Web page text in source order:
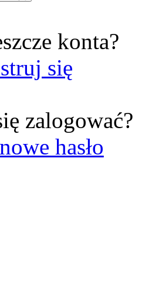
konta?
się
zalogować?
hasło